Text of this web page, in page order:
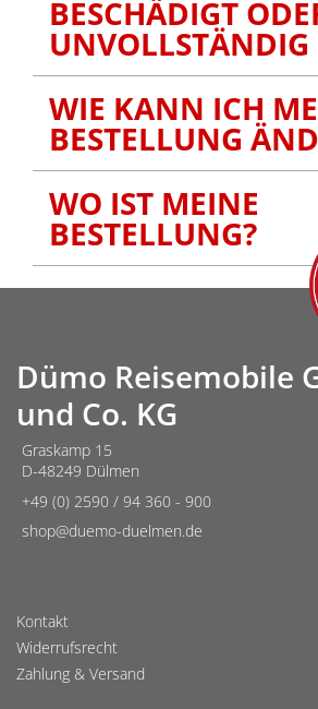
BESCHÄDIGT
UNVOLLSTÄNDIG
WIE KANN ICH
BESTELLUNG
WO IST MEINE
BESTELLUNG?
Dümo Reisemobile
und Co. KG
Graskamp 15
D-48249 Dülmen
+49 (0) 2590 / 94 360 - 900
shop@duemo-duelmen.de
Kontakt
Widerrufsrecht
Zahlung & Versand